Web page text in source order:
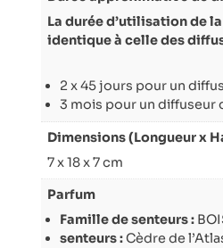
La durée d’utilisation de
identique à celle des
2 x 45 jours pour un
3 mois pour un diffuseur
Dimensions (Longueur x
7 x 18 x 7 cm
Parfum
Famille de senteurs :
senteurs :Cèdre de